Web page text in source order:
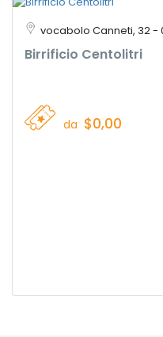
vocabolo Canneti, 32 -
Birrificio Centolitri
da $0,00